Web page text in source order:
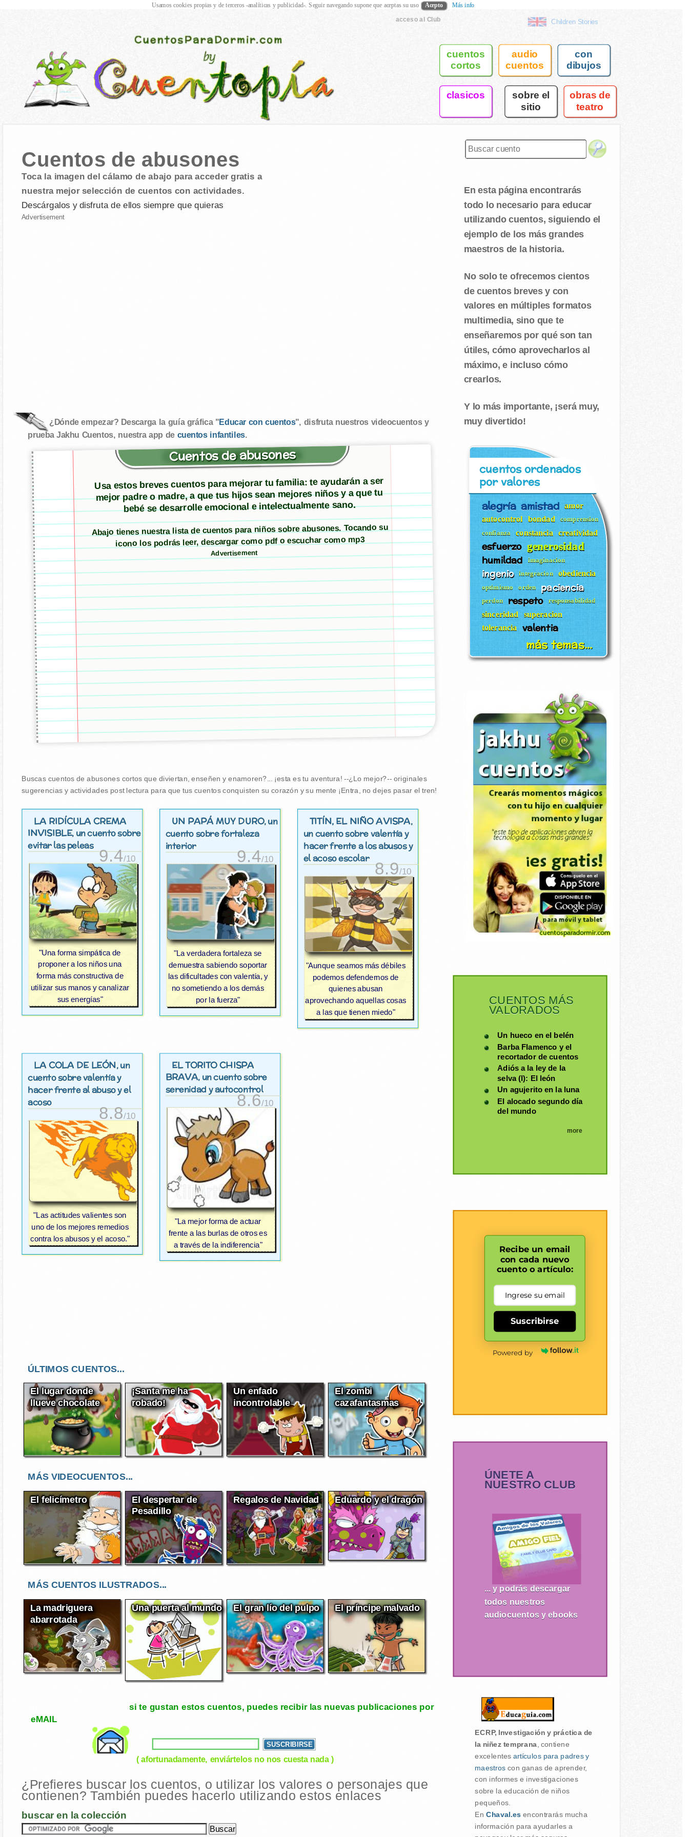
acceso al Club Children Stories
cuentos
cortos
audio
cuentos
con
dibujos
clasicos sobre el
sitio
obras de
teatro
Cuentos de abusones
Toca la imagen del cálamo de abajo para acceder gratis a
nuestra mejor selección de cuentos con actividades.
Descárgalos y disfruta de ellos siempre que quieras
Advertisement
¿Dónde empezar? Descarga la guía gráfica "Educar con cuentos", disfruta nuestros videocuentos y
prueba Jakhu Cuentos, nuestra app de cuentos infantiles.
Cuentos de abusones
Usa estos breves cuentos para mejorar tu familia: te ayudarán a ser
mejor padre o madre, a que tus hijos sean mejores niños y a que tu
bebé se desarrolle emocional e intelectualmente sano.
Abajo tienes nuestra lista de cuentos para niños sobre abusones. Tocando su
icono los podrás leer, descargar como pdf o escuchar como mp3
Advertisement
Buscas cuentos de abusones cortos que diviertan, enseñen y enamoren?... ¡esta es tu aventura! --¿Lo mejor?-- originales
sugerencias y actividades post lectura para que tus cuentos conquisten su corazón y su mente ¡Entra, no dejes pasar el tren!
LA RIDÍCULA CREMA
INVISIBLE, un cuento sobre
evitar las peleas
9.4/10
"Una forma simpática de
proponer a los niños una
forma más constructiva de
utilizar sus manos y canalizar
sus energías"
UN PAPÁ MUY DURO, un
cuento sobre fortaleza
interior
9.4/10
"La verdadera fortaleza se
demuestra sabiendo soportar
las dificultades con valentía, y
no sometiendo a los demás
por la fuerza"
TITÍN, EL NIÑO AVISPA,
un cuento sobre valentía y
hacer frente a los abusos y
el acoso escolar
8.9/10
"Aunque seamos más débiles
podemos defendernos de
quienes abusan
aprovechando aquellas cosas
a las que tienen miedo"
LA COLA DE LEÓN, un
cuento sobre valentía y
hacer frente al abuso y el
acoso
8.8/10
"Las actitudes valientes son
uno de los mejores remedios
contra los abusos y el acoso."
EL TORITO CHISPA
BRAVA, un cuento sobre
serenidad y autocontrol
8.6/10
"La mejor forma de actuar
frente a las burlas de otros es
a través de la indiferencia"
ÚLTIMOS CUENTOS...
El lugar donde
llueve chocolate
¡Santa me ha
robado!
Un enfado
incontrolable
El zombi
cazafantasmas
MÁS VIDEOCUENTOS...
El felicímetro El despertar de
Pesadillo
Regalos de Navidad Eduardo y el dragón
MÁS CUENTOS ILUSTRADOS...
La madriguera
abarrotada
Una puerta al mundo El gran lío del pulpo El príncipe malvado
si te gustan estos cuentos, puedes recibir las nuevas publicaciones por
eMAIL
( afortunadamente, enviártelos no nos cuesta nada )
¿Prefieres buscar los cuentos, o utilizar los valores o personajes que
contienen? También puedes hacerlo utilizando estos enlaces
buscar en la colección
En esta página encontrarás
todo lo necesario para educar
utilizando cuentos, siguiendo el
ejemplo de los más grandes
maestros de la historia.
No solo te ofrecemos cientos
de cuentos breves y con
valores en múltiples formatos
multimedia, sino que te
enseñaremos por qué son tan
útiles, cómo aprovecharlos al
máximo, e incluso cómo
crearlos.
Y lo más importante, ¡será muy,
muy divertido!
cuentos ordenados
por valores
alegría amistad amor
autocontrol bondad comprension
confianza constancia creatividad
esfuerzo generosidad
humildad imaginacion
ingenio integracion obediencia
optimismo orden paciencia
perdon respeto responsabilidad
sinceridad
superacion
tolerancia
valentia
más temas...
CUENTOS MÁS
VALORADOS
Un hueco en el belén
Barba Flamenco y el
recortador de cuentos
Adiós a la ley de la
selva (I): El león
Un agujerito en la luna
El alocado segundo día
del mundo
more
Recibe un email
con cada nuevo
cuento o artículo:
Suscribirse
Powered by
ÚNETE A
NUESTRO CLUB
... y podrás descargar
todos nuestros
audiocuentos y ebooks
ECRP, Investigación y práctica de
la niñez temprana, contiene
excelentes artículos para padres y
maestros con ganas de aprender,
con informes e investigaciones
sobre la educación de niños
pequeños.
En Chaval.es encontrarás mucha
información para ayudarles a
Usamos cookies propias y de terceros -analíticas y publicidad-. Seguir navegando supone que aceptas su uso Acepto Más info